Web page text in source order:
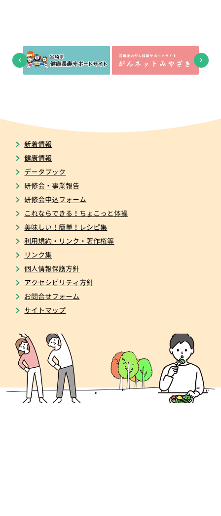
新着情報
健康情報
データブック
研修会・事業報告
研修会申込フォーム
これならできる！ちょこっと体操
美味しい！簡単！レシピ集
利用規約・リンク・著作権等
リンク集
個人情報保護方針
アクセシビリティ方針
お問合せフォーム
サイトマップ